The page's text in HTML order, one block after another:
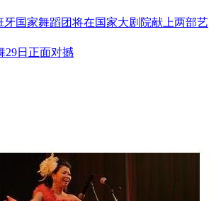
牙国家舞蹈团将在国家大剧院献上两部艺
29日正面对撼